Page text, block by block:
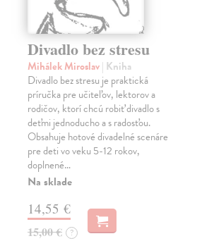
Divadlo bez stresu
Mihálek Miroslav| Kniha
Divadlo bez stresu je praktická
príručka pre učiteľov, lektorov a
rodičov, ktorí chcú robiť divadlo s
deťmi jednoducho a s radosťou.
Obsahuje hotové divadelné scenáre
pre deti vo veku 5-12 rokov,
doplnené…
Na sklade
14,55 €
15,00 € ?